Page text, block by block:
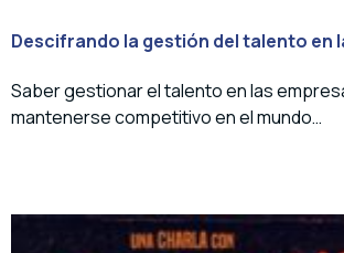
Descifrando la gestión del talento en
Saber gestionar el talento en las
mantenerse competitivo en el mundo…